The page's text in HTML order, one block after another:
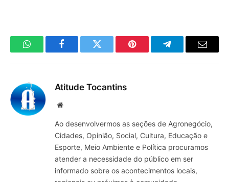
WhatsAppFacebookTwitter Pinterest TelegramaE-
Atitude Tocantins
Site
Ao desenvolvermos as seções de Agronegócio,
Cidades, Opinião, Social, Cultura, Educação e
Esporte, Meio Ambiente e Política procuramos
atender a necessidade do público em ser
informado sobre os acontecimentos locais,